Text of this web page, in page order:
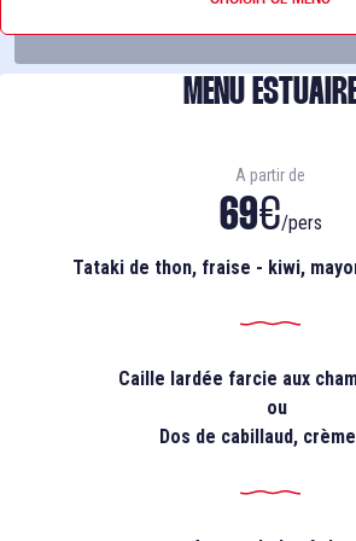
Navigation commentée par un guide
Découverte du pont de Pierre, du
de la Cité du Vin et du pont d'Aquitaine
A partir de
69€/pers
MENU
Tataki de thon, fraise - kiwi,
Caille lardée farcie aux
ou
Dos de cabillaud,